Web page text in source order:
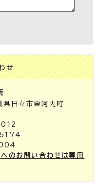
せ
日立市東河内町
のお問い合わせは専用